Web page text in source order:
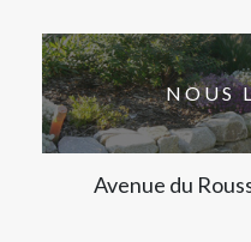
NOUS
Avenue du